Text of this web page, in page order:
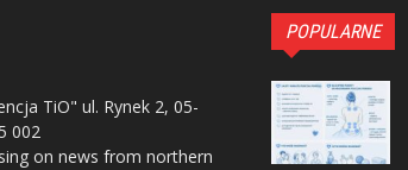
TiO" ul. Rynek 2, 05-
002
on news from northern
POPULARNE